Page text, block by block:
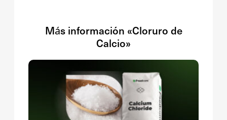
Más información «Cloruro de
Calcio»